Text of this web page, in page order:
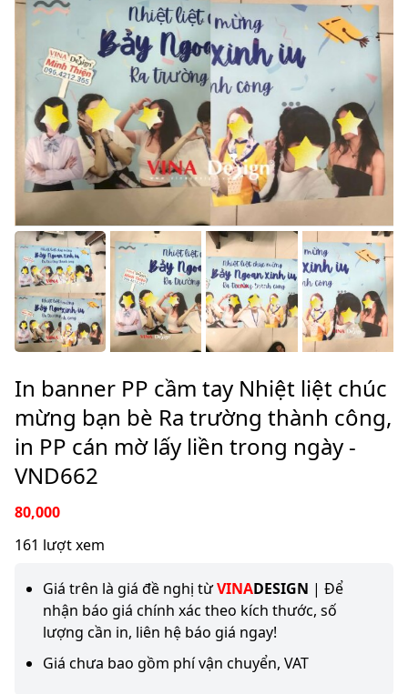
In banner PP cầm tay Nhiệt liệt chúc
mừng bạn bè Ra trường thành công,
in PP cán mờ lấy liền trong ngày -
VND662
80,000
161 lượt xem
Giá trên là giá đề nghị từVINADESIGN | Để
nhận báo giá chính xác theo kích thước, số
lượng cần in, liên hệ báo giá ngay!
Giá chưa bao gồm phí vận chuyển, VAT